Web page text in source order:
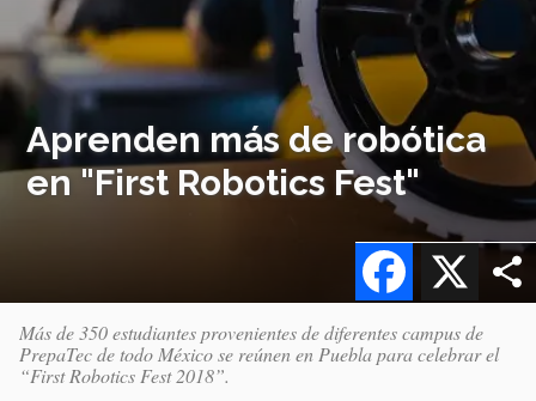
Aprenden más de robótica
en "First Robotics Fest"
X
Facebook
Más de 350 estudiantes provenientes de diferentes campus de
PrepaTec de todo México se reúnen en Puebla para celebrar el
“First Robotics Fest 2018”.